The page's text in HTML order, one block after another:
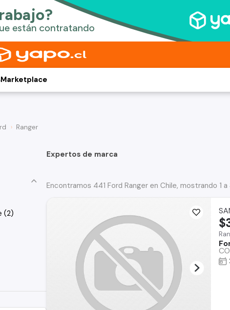
Marketplace
Ranger
(2)
Expertos de marca
Encontramos 441 Ford Ranger en Chile, mostrando 1